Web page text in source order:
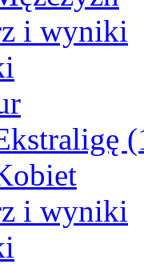
i wyniki
i wyniki